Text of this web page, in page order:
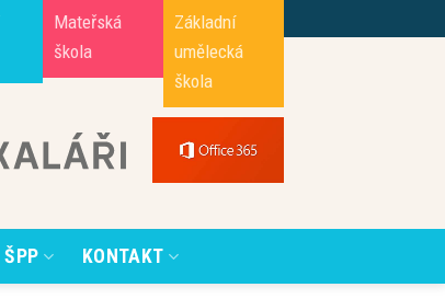
Mateřská
škola
Základní
umělecká
škola
ŠPP KONTAKT